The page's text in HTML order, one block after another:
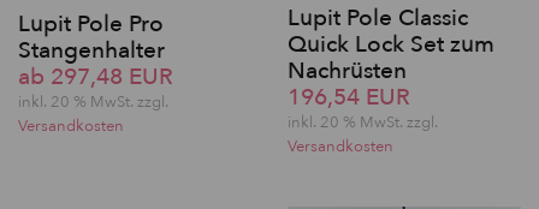
Lupit Pole Pro
Stangenhalter
ab 297,48 EUR
inkl. 20 % MwSt. zzgl.
Versandkosten
Lupit Pole Classic
Quick Lock Set zum
Nachrüsten
196,54 EUR
inkl. 20 % MwSt. zzgl.
Versandkosten